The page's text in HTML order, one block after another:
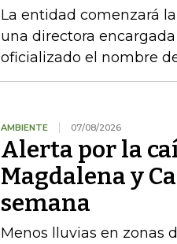
La entidad comenzará
una directora
oficializado el nombre
AMBIENTE 07/08/2026
Alerta por la
Magdalena y
semana
Menos lluvias en zonas